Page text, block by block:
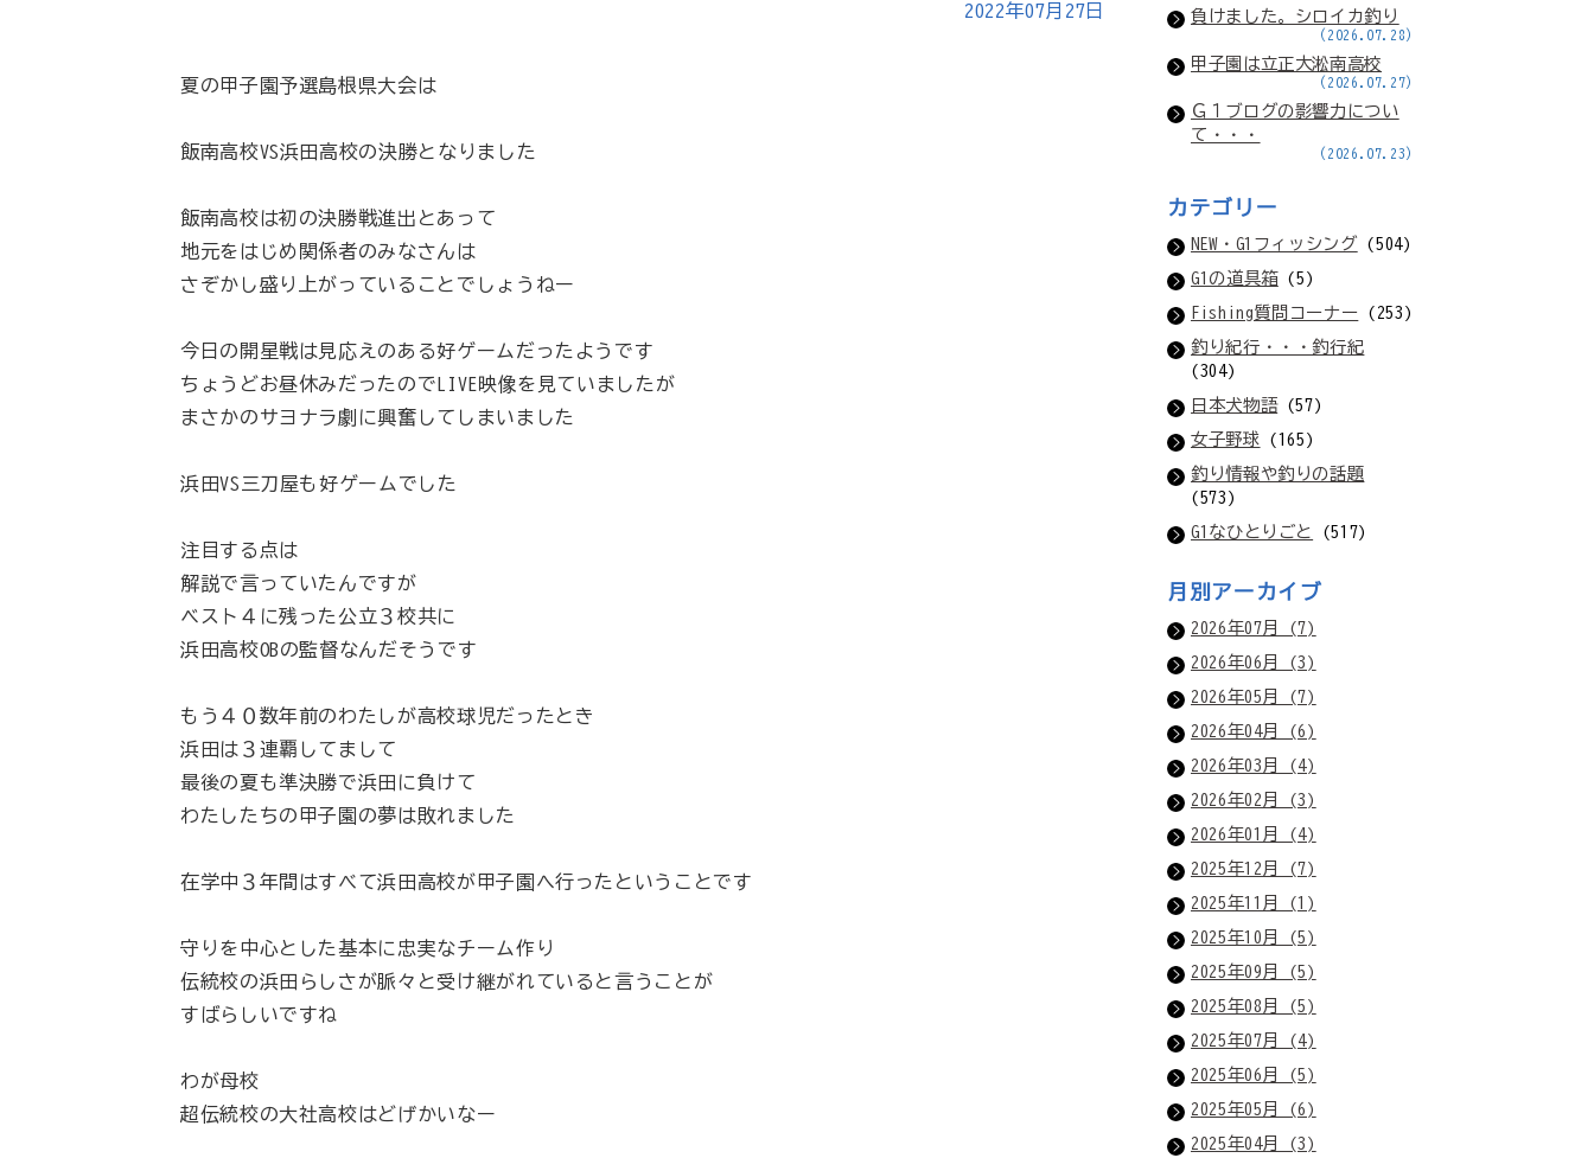
2022年07月27日
夏の甲子園予選島根県大会は
飯南高校VS浜田高校の決勝となりました
飯南高校は初の決勝戦進出とあって
地元をはじめ関係者のみなさんは
さぞかし盛り上がっていることでしょうねー
今日の開星戦は見応えのある好ゲームだったようです
ちょうどお昼休みだったのでLIVE映像を見ていましたが
まさかのサヨナラ劇に興奮してしまいました
浜田VS三刀屋も好ゲームでした
注目する点は
解説で言っていたんですが
ベスト４に残った公立３校共に
浜田高校OBの監督なんだそうです
もう４０数年前のわたしが高校球児だったとき
浜田は３連覇してまして
最後の夏も準決勝で浜田に負けて
わたしたちの甲子園の夢は敗れました
在学中３年間はすべて浜田高校が甲子園へ行ったということです
守りを中心とした基本に忠実なチーム作り
伝統校の浜田らしさが脈々と受け継がれていると言うことが
すばらしいですね
わが母校
超伝統校の大社高校はどげかいなー
負けました。シロイカ釣り
(2026.07.28)
甲子園は立正大淞南高校
(2026.07.27)
Ｇ１ブログの影響力につい
て・・・
(2026.07.23)
カテゴリー
NEW・G1フィッシング(504)
G1の道具箱(5)
Fishing質問コーナー (253)
釣り紀行・・・釣行紀
(304)
日本犬物語(57)
女子野球 (165)
釣り情報や釣りの話題
(573)
G1なひとりごと
(517)
月別アーカイブ
2026年07月 (7)
2026年06月 (3)
2026年05月 (7)
2026年04月 (6)
2026年03月 (4)
2026年02月 (3)
2026年01月 (4)
2025年12月 (7)
2025年11月 (1)
2025年10月 (5)
2025年09月 (5)
2025年08月 (5)
2025年07月 (4)
2025年06月 (5)
2025年05月 (6)
2025年04月 (3)